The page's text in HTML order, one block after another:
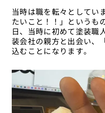
当時は職を転々としてい
たいこと！！」というも
日、当時に初めて塗装職
装会社の親方と出会い、
込むことになります。